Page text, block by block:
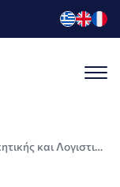
Λογιστικής Υποστήριξης